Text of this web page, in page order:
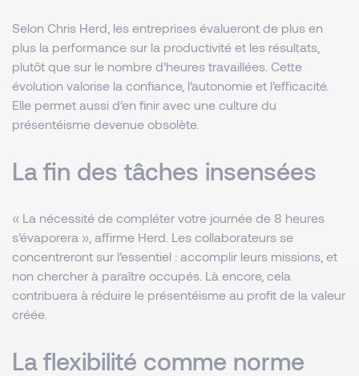
Selon Chris Herd, les entreprises évalueront de plus en
plus la performance sur la productivité et les résultats,
plutôt que sur le nombre d’heures travaillées. Cette
évolution valorise la confiance, l’autonomie et l’efficacité.
Elle permet aussi d’en finir avec une culture du
présentéisme devenue obsolète.
La fin des tâches insensées
« La nécessité de compléter votre journée de 8 heures
s’évaporera », affirme Herd. Les collaborateurs se
concentreront sur l’essentiel : accomplir leurs missions, et
non chercher à paraître occupés. Là encore, cela
contribuera à réduire le présentéisme au profit de la valeur
créée.
La flexibilité comme norme